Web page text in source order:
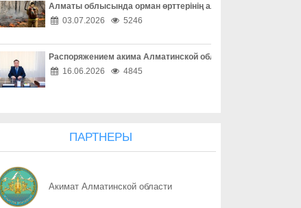
08.08 800 спортсменов из 50 стран, 185 миллионов просмотров
07.08 Под парусом приключений
Его творчество учит нас доброте
07.08
Алматы облысында орман өрттерінің алдын алу жұмыстары
03.07.2026
5246
Распоряжением акима Алматинской области Куаныш
16.06.2026
4845
ПАРТНЕРЫ
Акимат Алматинской области